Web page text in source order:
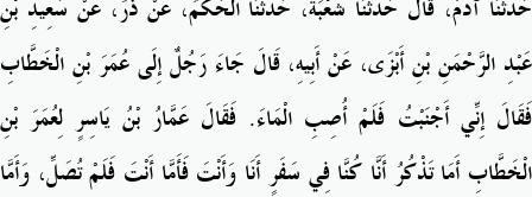
حَدَّثَنَا آدَمُ، قَالَ حَدَّثَنَا شُعْبَةُ، حَدَّثَنَا الْحَكَمُ، عَنْ ذَرٍّ، عَنْ سَعِيدِ بْنِ
عَبْدِ الرَّحْمَنِ بْنِ أَبْزَى، عَنْ أَبِيهِ، قَالَ جَاءَ رَجُلٌ إِلَى عُمَرَ بْنِ الْخَطَّابِ
فَقَالَ إِنِّي أَجْنَبْتُ فَلَمْ أُصِبِ الْمَاءَ‏.‏ فَقَالَ عَمَّارُ بْنُ يَاسِرٍ لِعُمَرَ بْنِ
الْخَطَّابِ أَمَا تَذْكُرُ أَنَّا كُنَّا فِي سَفَرٍ أَنَا وَأَنْتَ فَأَمَّا أَنْتَ فَلَمْ تُصَلِّ، وَأَمَّا